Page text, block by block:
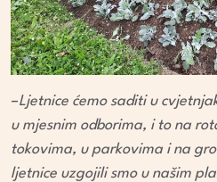
–Ljetnice ćemo saditi u
u mjesnim odborima, i to na
tokovima, u parkovima i na
ljetnice uzgojili smo u našim